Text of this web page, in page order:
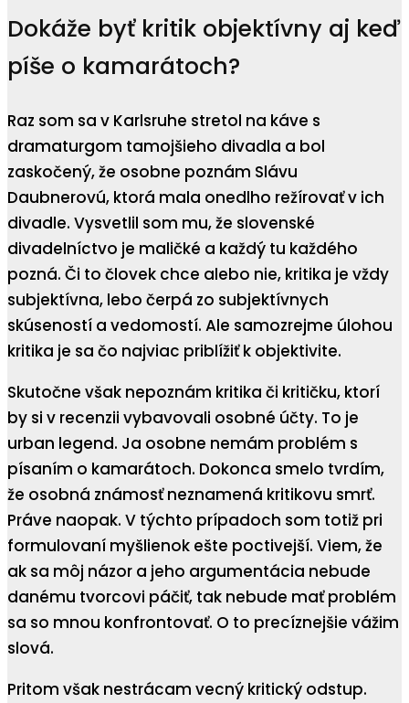
Dokáže byť kritik objektívny aj keď
píše o kamarátoch?
Raz som sa v Karlsruhe stretol na káve s
dramaturgom tamojšieho divadla a bol
zaskočený, že osobne poznám Slávu
Daubnerovú, ktorá mala onedlho režírovať v ich
divadle. Vysvetlil som mu, že slovenské
divadelníctvo je maličké a každý tu každého
pozná. Či to človek chce alebo nie, kritika je vždy
subjektívna, lebo čerpá zo subjektívnych
skúseností a vedomostí. Ale samozrejme úlohou
kritika je sa čo najviac priblížiť k objektivite.
Skutočne však nepoznám kritika či kritičku, ktorí
by si v recenzii vybavovali osobné účty. To je
urban legend. Ja osobne nemám problém s
písaním o kamarátoch. Dokonca smelo tvrdím,
že osobná známosť neznamená kritikovu smrť.
Práve naopak. V týchto prípadoch som totiž pri
formulovaní myšlienok ešte poctivejší. Viem, že
ak sa môj názor a jeho argumentácia nebude
danému tvorcovi páčiť, tak nebude mať problém
sa so mnou konfrontovať. O to precíznejšie vážim
slová.
Pritom však nestrácam vecný kritický odstup.